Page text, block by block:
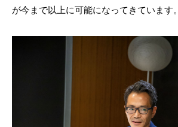
が今まで以上に可能になってきています。